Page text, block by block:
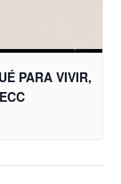
PARA VIVIR,